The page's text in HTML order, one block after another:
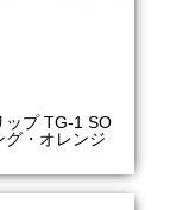
ップ TG-1 SO
グ・オレンジ